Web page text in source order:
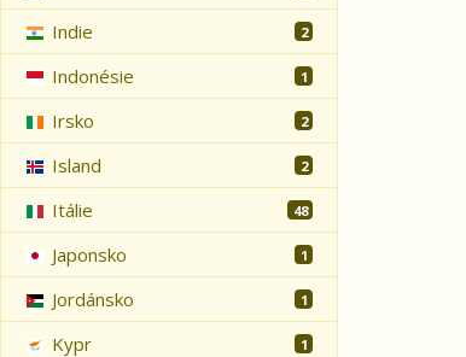
Indie 2
Indonésie 1
Irsko 2
Island 2
Itálie 48
Japonsko 1
Jordánsko 1
Kypr 1